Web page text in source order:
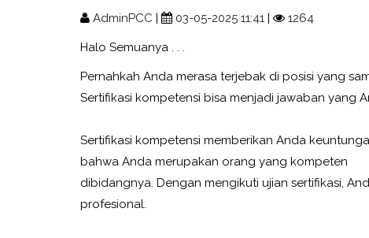
AdminPCC | 03-05-2025 11:41 | 1264
Halo Semuanya . . .
Pernahkah Anda merasa terjebak di posisi yang
Sertifikasi kompetensi bisa menjadi jawaban yang
Sertifikasi kompetensi memberikan Anda
bahwa Anda merupakan orang yang kompeten
dibidangnya. Dengan mengikuti ujian sertifikasi,
profesional.